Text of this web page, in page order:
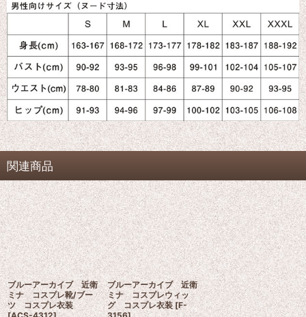
関連商品
ブルーアーカイブ 近衛
ミナ コスプレ靴/ブー
ツ コスプレ衣装
ブルーアーカイブ 近衛
ミナ コスプレウィッ
グ コスプレ衣装 [F-